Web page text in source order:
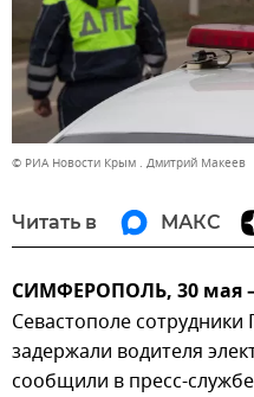
© РИА Новости Крым . Дмитрий Макеев
Читать в МАКС
СИМФЕРОПОЛЬ, 30 мая
Севастополе сотрудники
задержали водителя
сообщили в пресс-